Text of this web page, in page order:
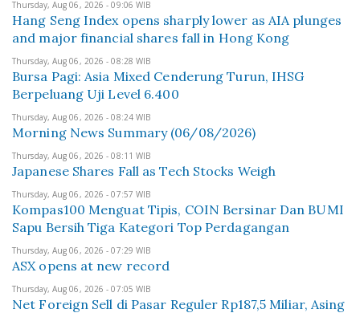
Thursday, Aug 06, 2026 - 09:06 WIB
Hang Seng Index opens sharply lower as AIA plunges
and major financial shares fall in Hong Kong
Thursday, Aug 06, 2026 - 08:28 WIB
Bursa Pagi: Asia Mixed Cenderung Turun, IHSG
Berpeluang Uji Level 6.400
Thursday, Aug 06, 2026 - 08:24 WIB
Morning News Summary (06/08/2026)
Thursday, Aug 06, 2026 - 08:11 WIB
Japanese Shares Fall as Tech Stocks Weigh
Thursday, Aug 06, 2026 - 07:57 WIB
Kompas100 Menguat Tipis, COIN Bersinar Dan BUMI
Sapu Bersih Tiga Kategori Top Perdagangan
Thursday, Aug 06, 2026 - 07:29 WIB
ASX opens at new record
Thursday, Aug 06, 2026 - 07:05 WIB
Net Foreign Sell di Pasar Reguler Rp187,5 Miliar, Asing